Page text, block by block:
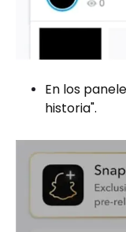
En los
historia".